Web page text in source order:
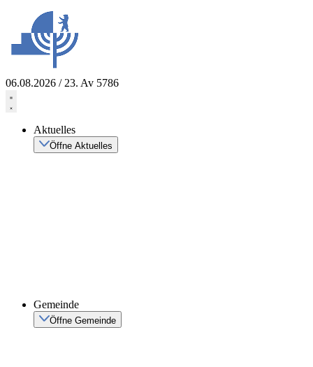
springen
06.08.2026 / 23. Av 5786
Aktuelles
Öffne Aktuelles
Gemeinde
Öffne Gemeinde